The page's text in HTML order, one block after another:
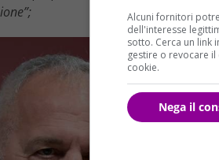
Alcuni fornitori
dell'interesse
sotto. Cerca un link
gestire o revocare
cookie.
Nega il